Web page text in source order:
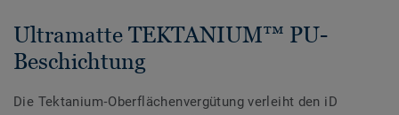
Ultramatte TEKTANIUM™ PU-
Beschichtung
Die Tektanium‑Oberflächenvergütung verleiht den iD